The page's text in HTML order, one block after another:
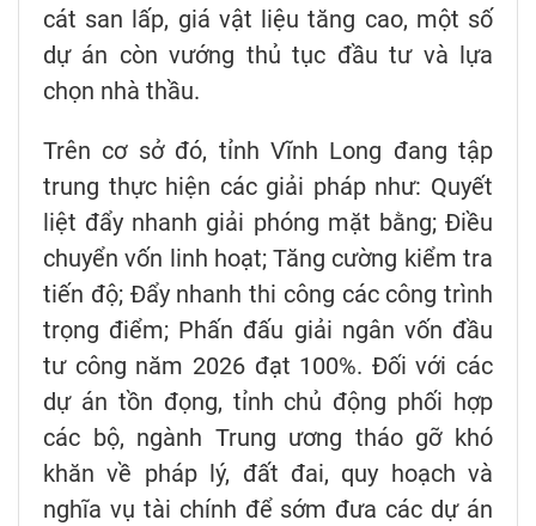
cát san lấp, giá vật liệu tăng cao, một số
dự án còn vướng thủ tục đầu tư và lựa
chọn nhà thầu.
Trên cơ sở đó, tỉnh Vĩnh Long đang tập
trung thực hiện các giải pháp như: Quyết
liệt đẩy nhanh giải phóng mặt bằng; Điều
chuyển vốn linh hoạt; Tăng cường kiểm tra
tiến độ; Đẩy nhanh thi công các công trình
trọng điểm; Phấn đấu giải ngân vốn đầu
tư công năm 2026 đạt 100%. Đối với các
dự án tồn đọng, tỉnh chủ động phối hợp
các bộ, ngành Trung ương tháo gỡ khó
khăn về pháp lý, đất đai, quy hoạch và
nghĩa vụ tài chính để sớm đưa các dự án